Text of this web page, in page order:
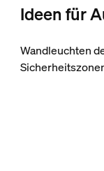
Ideen für
Wandleuchten